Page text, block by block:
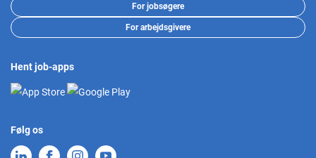
For jobsøgere
For arbejdsgivere
Hent job-apps
Følg os